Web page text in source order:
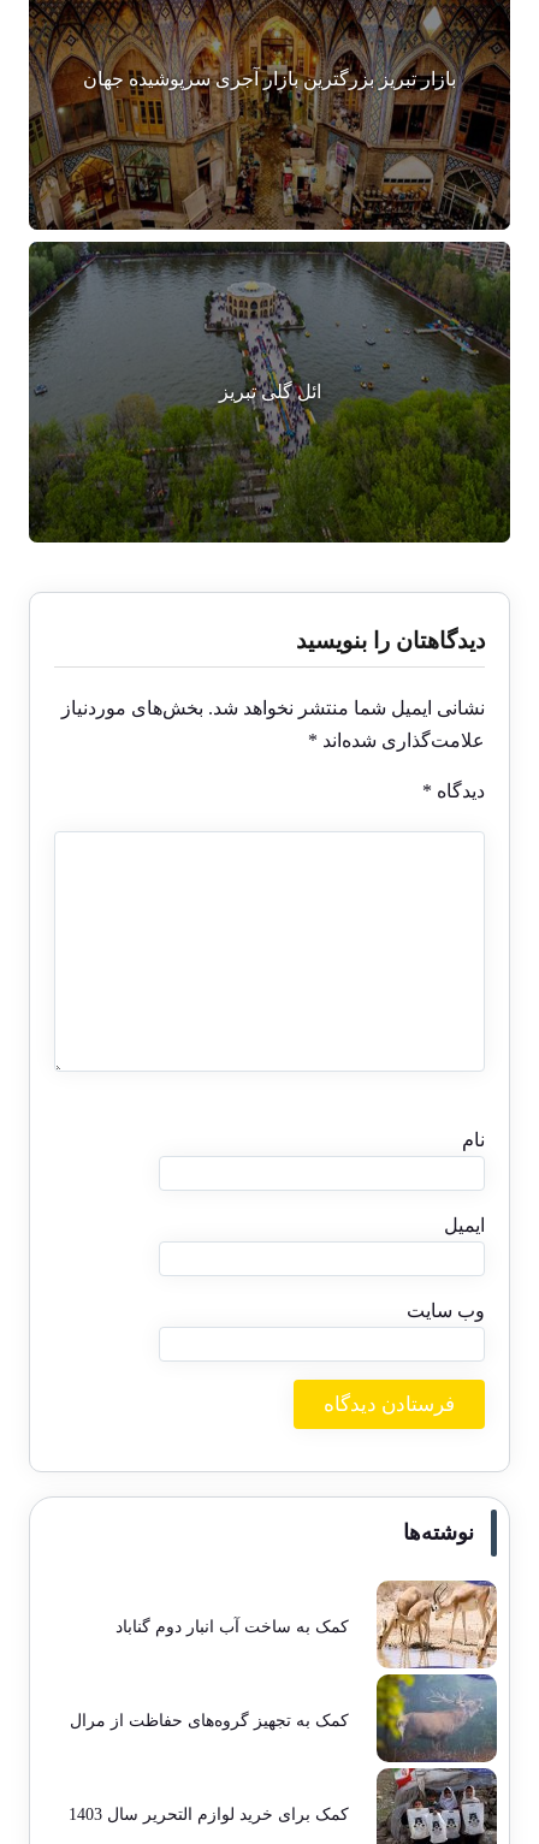
بازار تبریز بزرگترین بازار آجری سرپوشیده جهان
ائل گلی تبریز
دیدگاهتان را بنویسید
نشانی ایمیل شما منتشر نخواهد شد. بخش‌های موردنیاز
علامت‌گذاری شده‌اند *
دیدگاه *
نام
ایمیل
وب‌ سایت
نوشته‌ها
کمک به ساخت آب انبار دوم گناباد
کمک به تجهیز گروه‌های حفاظت از مرال
کمک برای خرید لوازم التحریر سال 1403